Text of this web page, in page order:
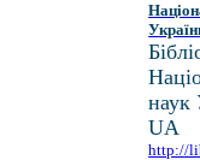
наук
UA
http://